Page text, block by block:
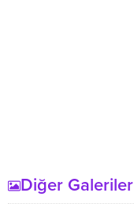
Diğer Galeriler